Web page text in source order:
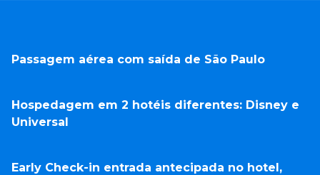
Passagem aérea com saída de São Paulo
Hospedagem em 2 hotéis diferentes: Disney e
Universal
Early Check-in entrada antecipada no hotel,